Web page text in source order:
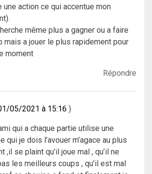
action ce qui accentue mon
même plus a gagner ou a faire
mais a jouer le plus rapidement pour
moment
Répondre
05/2021 à 15:16
qui a chaque partie utilise une
qui je dois l’avouer m’agace au plus
,il se plaint qu’il joue mal , qu’il ne
les meilleurs coups , qu’il est mal